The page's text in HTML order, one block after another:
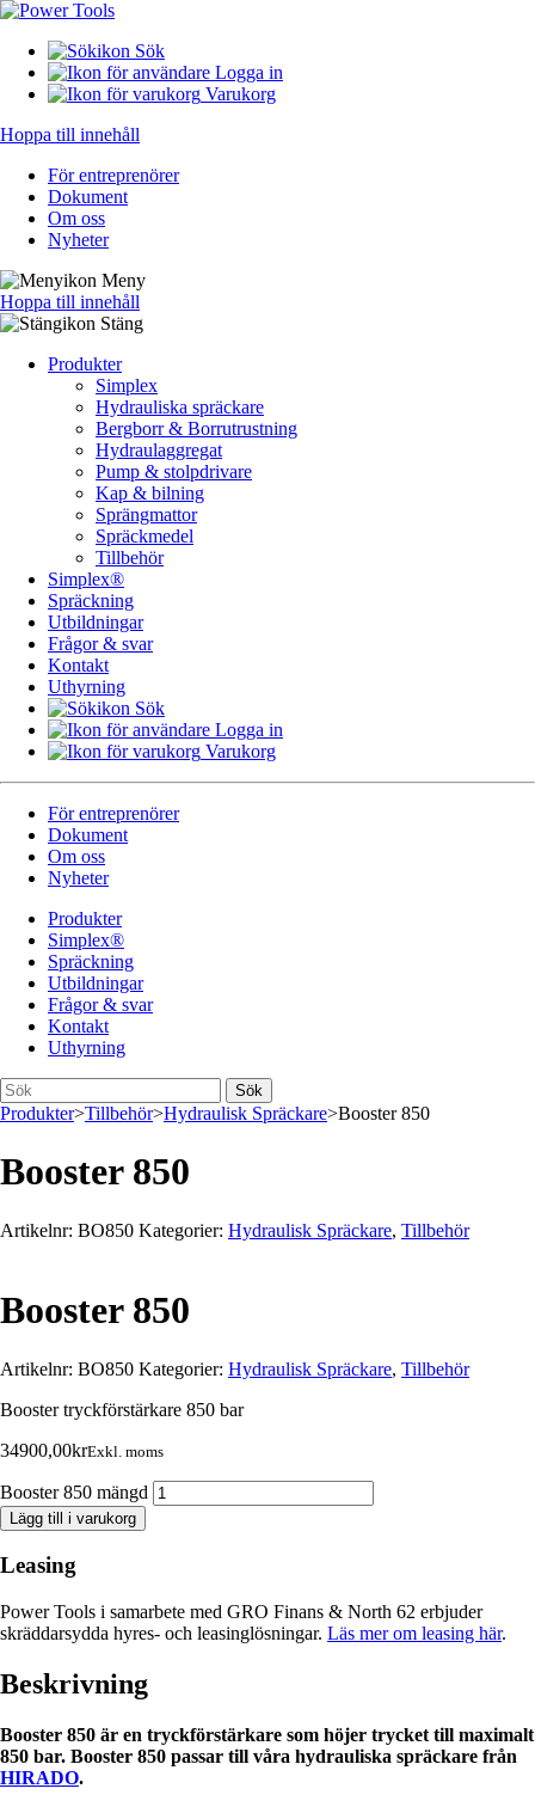
Sök
Logga in
Varukorg
Hoppa till innehåll
För entreprenörer
Dokument
Om oss
Nyheter
Meny
Hoppa till innehåll
Stäng
Produkter
Simplex
Hydrauliska spräckare
Bergborr & Borrutrustning
Hydraulaggregat
Pump & stolpdrivare
Kap & bilning
Sprängmattor
Spräckmedel
Tillbehör
Simplex®
Spräckning
Utbildningar
Frågor & svar
Kontakt
Uthyrning
Sök
Logga in
Varukorg
För entreprenörer
Dokument
Om oss
Nyheter
Produkter
Simplex®
Spräckning
Utbildningar
Frågor & svar
Kontakt
Uthyrning
Produkter>Tillbehör>Hydraulisk Spräckare>Booster 850
Booster 850
Artikelnr: BO850 Kategorier: Hydraulisk Spräckare, Tillbehör
Booster 850
Artikelnr: BO850 Kategorier: Hydraulisk Spräckare, Tillbehör
Booster tryckförstärkare 850 bar
34900,00krExkl. moms
Booster 850 mängd
Lägg till i varukorg
Leasing
Power Tools i samarbete med GRO Finans & North 62 erbjuder
skräddarsydda hyres- och leasinglösningar. Läs mer om leasing här.
Beskrivning
Booster 850 är en tryckförstärkare som höjer trycket till maximalt
850 bar. Booster 850 passar till våra hydrauliska spräckare från
HIRADO.